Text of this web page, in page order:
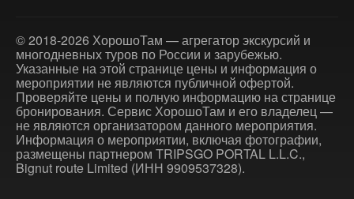
© 2018-2026 ХорошоТам — агрегатор экскурсий и
многодневных туров по России и зарубежью.
Указанные на этой странице цены и информация о
мероприятии не являются публичной офертой.
Проверяйте цены и полную информацию на странице
бронирования. Сервис ХорошоТам и его владелец —
не являются организатором данного мероприятия.
Информация о мероприятии, включая фотографии,
размещены партнером TRIPSGO PORTAL L.L.C.,
Bignut route Limited (ИНН 9909537328).